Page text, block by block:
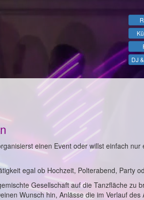
DJ
einen Event oder willst einfach nur
egal ob Hochzeit, Polterabend, Party
Gesellschaft auf die Tanzfläche zu
Wunsch hin, Anlässe die im Verlauf des